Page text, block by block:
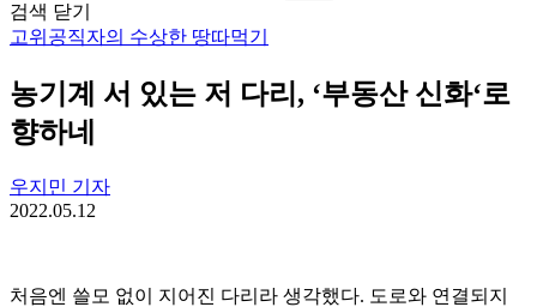
검색 닫기
고위공직자의 수상한 땅따먹기
농기계 서 있는 저 다리, ‘부동산 신화‘로
향하네
우지민 기자
2022.05.12
처음엔 쓸모 없이 지어진 다리라 생각했다. 도로와 연결되지